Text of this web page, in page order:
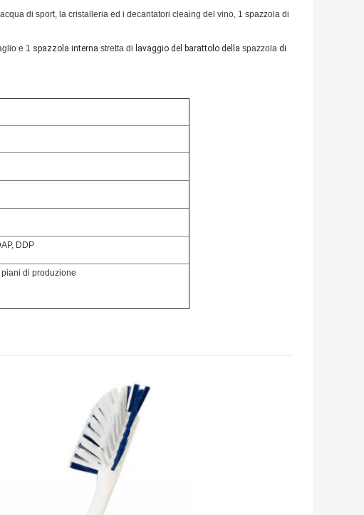
di sport, la cristalleria ed i decantatori cleaing del vino, 1 spazzola di
e 1 spazzola interna stretta di lavaggio del barattolo della spazzola di
DDP
di produzione